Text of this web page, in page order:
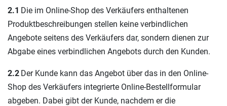
2.1 Die im Online-Shop des Verkäufers enthaltenen
Produktbeschreibungen stellen keine verbindlichen
Angebote seitens des Verkäufers dar, sondern dienen zur
Abgabe eines verbindlichen Angebots durch den Kunden.
2.2 Der Kunde kann das Angebot über das in den Online-
Shop des Verkäufers integrierte Online-Bestellformular
abgeben. Dabei gibt der Kunde, nachdem er die